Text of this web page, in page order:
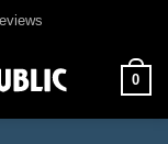
0